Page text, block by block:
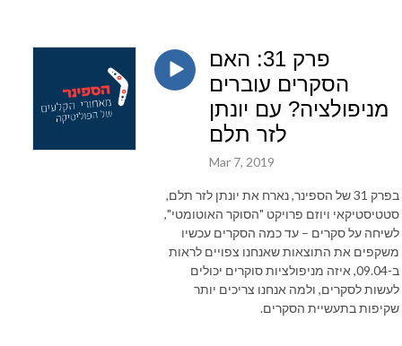
פרק 31: האם
הסקרים עוברים
מניפולציה? עם יונתן
לזר תלם
Mar 7, 2019
בפרק 31 של הספינר, נארח את יונתן לזר תלם,
סטטיסטיקאי ויוזם פרויקט "הסוקר האוטומטי",
לשיחה על סקרים – עד כמה הסקרים עכשיו
משקפים את התוצאות שאנחנו צפויים לראות
ב-09.04, איזה מניפולציות סוקרים יכולים
לעשות לסקרים, ולמה אנחנו צריכים יותר
שקיפות בתעשיית הסקרים.